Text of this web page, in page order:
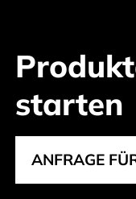
starten
ANFRAGE